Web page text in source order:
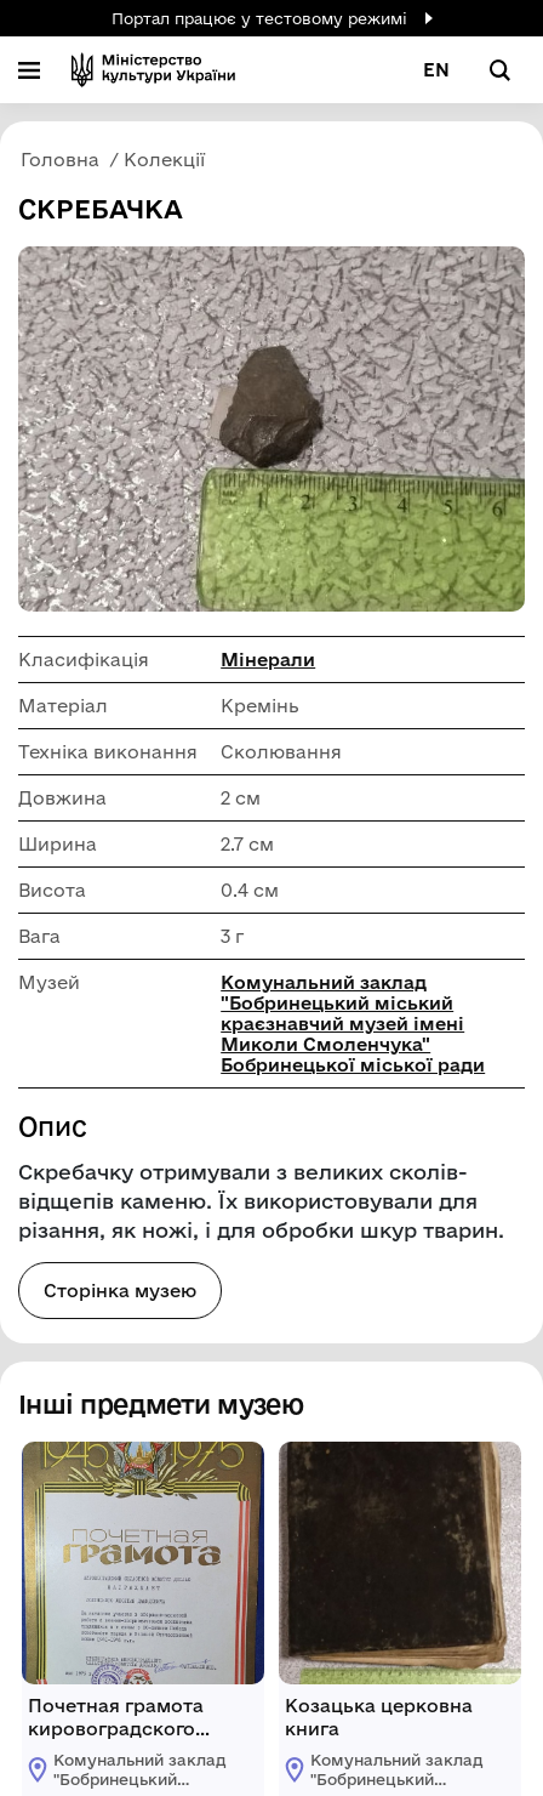
Портал працює у тестовому режимі
EN
Головна Колекції
СКРЕБАЧКА
Класифікація Мінерали
Матеріал Кремінь
Техніка виконання Сколювання
Довжина 2 см
Ширина 2.7 см
Висота 0.4 см
Вага 3 г
Музей
Комунальний заклад
"Бобринецький міський
краєзнавчий музей імені
Миколи Смоленчука"
Бобринецької міської ради
Опис
Скребачку отримували з великих сколів-
відщепів каменю. Їх використовували для
різання, як ножі, і для обробки шкур тварин.
Сторінка музею
Інші предмети музею
Почетная грамота
кировоградского
обласного комитета
ДОСААФ Далинскому
Комунальний заклад
"Бобринецький
Козацька церковна
книга
Комунальний заклад
"Бобринецький